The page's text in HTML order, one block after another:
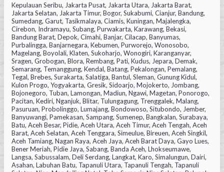
Kepulauan Seribu, Jakarta Pusat, Jakarta Utara, Jakarta Barat,
Jakarta Selatan, Jakarta Timur, Bogor, Sukabumi, Cianjur, Bandung,
Sumedang, Garut, Tasikmalaya, Ciamis, Kuningan, Majalengka,
Cirebon, Indramayu, Subang, Purwakarta, Karawang, Bekasi,
Bandung Barat, Depok, Cimahi, Banjar, Cilacap, Banyumas,
Purbalingga, Banjarnegara, Kebumen, Purworejo, Wonosobo,
Magelang, Boyolali, Klaten, Sukoharjo, Wonogiri, Karanganyar,
Sragen, Grobogan, Blora, Rembang, Pati, Kudus, Jepara, Demak,
Semarang, Temanggung, Kendal, Batang, Pekalongan, Pemalang,
Tegal, Brebes, Surakarta, Salatiga, Bantul, Sleman, Gunung Kidul,
Kulon Progo, Yogyakarta, Gresik, Sidoarjo, Mojokerto, Jombang,
Bojonegoro, Tuban, Lamongan, Madiun, Ngawi, Magetan, Ponorogo,
Pacitan, Kediri, Nganjuk, Blitar, Tulungagung, Trenggalek, Malang,
Pasuruan, Probolinggo, Lumajang, Bondowoso, Situbondo, Jember,
Banyuwangi, Pamekasan, Sampang, Sumenep, Bangkalan, Surabaya,
Batu, Aceh Besar, Pidie, Aceh Utara, Aceh Timur, Aceh Tengah, Aceh
Barat, Aceh Selatan, Aceh Tenggara, Simeulue, Bireuen, Aceh Singkil,
Aceh Tamiang, Nagan Raya, Aceh Jaya, Aceh Barat Daya, Gayo Lues,
Bener Meriah, Pidie Jaya, Sabang, Banda Aceh, Lhokseumawe,
Langsa, Sabussalam, Deli Serdang, Langkat, Karo, Simalungun, Dairi,
Asahan, Labuhan Batu, Tapanuli Utara, Tapanuli Tengah, Tapanuli